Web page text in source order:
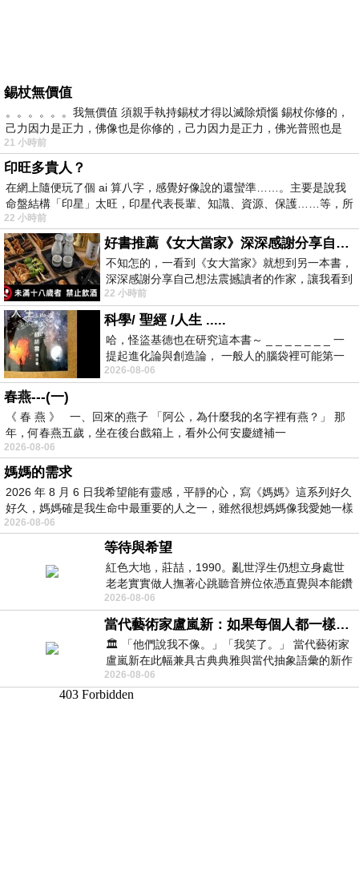
錫杖無價值
。。。。。。我無價值 須親手執持錫杖才得以滅除煩惱 錫杖你修的，
己力因力是正力，佛像也是你修的，己力因力是正力，佛光普照也是
21 小時前
印旺多貴人？
在網上隨便玩了個 ai 算八字，感覺好像說的還蠻準……。主要是說我
命盤結構「印星」太旺，印星代表長輩、知識、資源、保護……等，所
22 小時前
好書推薦《女大當家》深深感謝分享自己想法震撼讀者的作家，讓我看到不同樣貌的家庭！
不知怎的，一看到《女大當家》就想到另一本書，
深深感謝分享自己想法震撼讀者的作家，讓我看到
不同樣貌的家庭！ 《女大
22 小時前
科學/ 聖經 /人生 .....
哈，怪盜基德也在研究這本書～ _ _ _ _ _ _ _ 一
提起進化論與創造論， 一般人的腦袋裡可能第一
時間就有「 進化論很科
2026-08-06
春燕---(一)
《 春 燕 》 一、回來的燕子 「阿公，為什麼我的名字裡有燕？」 那
年，何春燕五歲，坐在後台戲箱上，看外公何安慶縫補一
2026-08-06
媽媽的需求
2026 年 8 月 6 日我希望能有靈感，平靜的心，寫《媽媽》這系列好久
好久，媽媽確是我生命中最重要的人之一，雖然很想媽媽像我愛她一樣
2026-08-06
等待與希望
紅色大地，莊喆，1990。亂世浮生仍想立身處世
老老實實做人撫著心跳聽音辨位依憑直覺與本能鑽
向裂隙的亮處探索另一個心聲另一個共鳴的
2026-08-06
當代藝術家盧嵐新：如果每個人都一樣，這世界該有多無聊？
🏛️ 「他們說我不像。」「我笑了。」 當代藝術家
盧嵐新在此幅兼具古典典雅與當代抽象語彙的新作
中，以沈靜的藍色空間為背景，描繪了
2026-08-06